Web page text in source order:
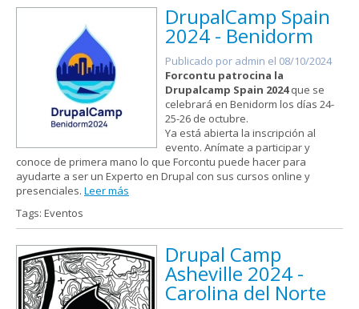
DrupalCamp Spain
2024 - Benidorm
Publicado por admin el 08/10/2024
Forcontu patrocina la
Drupalcamp Spain 2024que se
celebrará en Benidorm los días 24-
25-26 de octubre.
Ya está abierta la inscripción al
evento. Anímate a participar y
conoce de primera mano lo que Forcontu puede hacer para
ayudarte a ser un Experto en Drupal con sus cursos online y
presenciales. Leer más
Tags: Eventos
Drupal Camp
Asheville 2024 -
Carolina del Norte